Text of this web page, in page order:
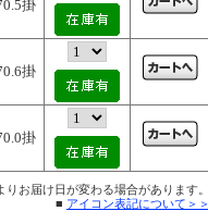
掛
掛
掛
お届け日が変わる場合があります。
■ アイコン表記について＞＞